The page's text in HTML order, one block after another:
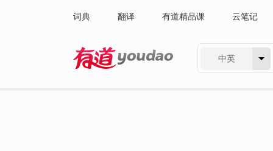
词典 翻译 有道精品课 云笔记
中英